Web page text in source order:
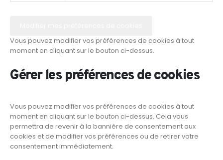
Vous pouvez modifier vos préférences de cookies à tout
moment en cliquant sur le bouton ci-dessus.
Gérer les préférences de cookies
Vous pouvez modifier vos préférences de cookies à tout
moment en cliquant sur le bouton ci-dessus. Cela vous
permettra de revenir à la bannière de consentement aux
cookies et de modifier vos préférences ou de retirer votre
consentement immédiatement.